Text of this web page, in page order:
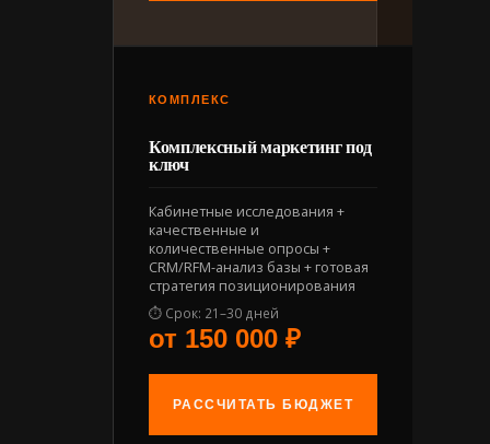
КОМПЛЕКС
Комплексный маркетинг под
ключ
Кабинетные исследования +
качественные и
количественные опросы +
CRM/RFM-анализ базы + готовая
стратегия позиционирования
⏱ Срок: 21–30 дней
от 150 000 ₽
РАССЧИТАТЬ БЮДЖЕТ